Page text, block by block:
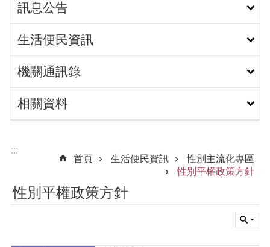
訊息公告
生活便民資訊
機關通訊錄
相關資料
:::
首頁
生活便民資訊
性別主流化專區
性別平權政策方針
性別平權政策方針